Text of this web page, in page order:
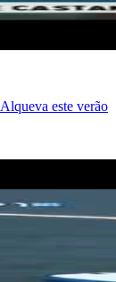
este verão